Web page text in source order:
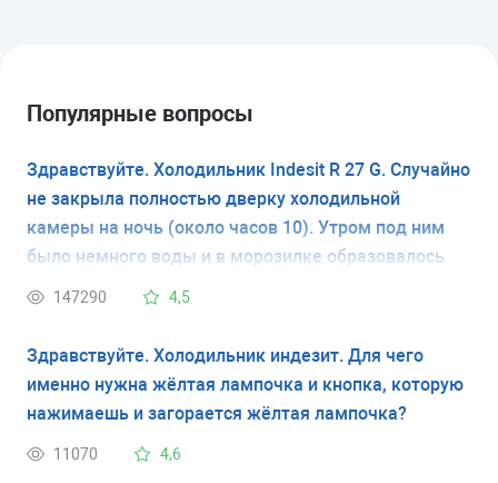
Популярные вопросы
Здравствуйте. Холодильник Indesit R 27 G. Случайно
не закрыла полностью дверку холодильной
камеры на ночь (около часов 10). Утром под ним
было немного воды и в морозилке образовалось
совсем немного шубы морозной по стенке. Дверь
холодильник начал работать. Так он поработал
какое-то время и вот уже прошло около 2 часов и
не слышу, чтоб работал. Это значит, уже не
147290 4,5
Здравствуйте. Холодильник индезит. Для чего
именно нужна жёлтая лампочка и кнопка, которую
нажимаешь и загорается жёлтая лампочка?
11070 4,6